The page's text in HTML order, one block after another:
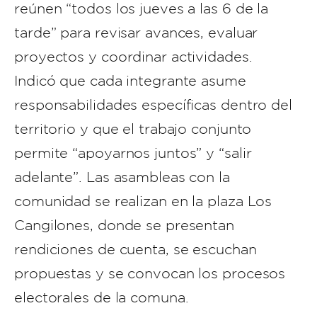
reúnen “todos los jueves a las 6 de la
tarde” para revisar avances, evaluar
proyectos y coordinar actividades.
Indicó que cada integrante asume
responsabilidades específicas dentro del
territorio y que el trabajo conjunto
permite “apoyarnos juntos” y “salir
adelante”. Las asambleas con la
comunidad se realizan en la plaza Los
Cangilones, donde se presentan
rendiciones de cuenta, se escuchan
propuestas y se convocan los procesos
electorales de la comuna.